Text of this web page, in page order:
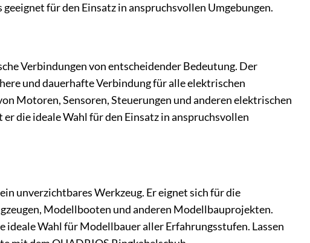
für den Einsatz in anspruchsvollen Umgebungen.
Verbindungen von entscheidender Bedeutung. Der
und dauerhafte Verbindung für alle elektrischen
Motoren, Sensoren, Steuerungen und anderen elektrischen
die ideale Wahl für den Einsatz in anspruchsvollen
unverzichtbares Werkzeug. Er eignet sich für die
Modellbooten und anderen Modellbauprojekten.
Wahl für Modellbauer aller Erfahrungsstufen. Lassen